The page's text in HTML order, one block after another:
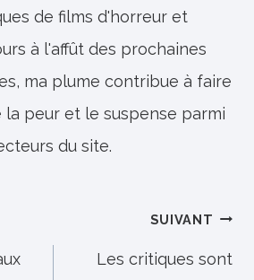
de films d'horreur et
à l'affût des prochaines
ma plume contribue à faire
la peur et le suspense parmi
du site.
SUIVANT
Les critiques sont